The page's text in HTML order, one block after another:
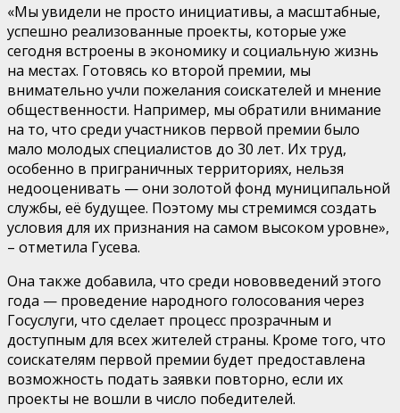
«Мы увидели не просто инициативы, а масштабные,
успешно реализованные проекты, которые уже
сегодня встроены в экономику и социальную жизнь
на местах. Готовясь ко второй премии, мы
внимательно учли пожелания соискателей и мнение
общественности. Например, мы обратили внимание
на то, что среди участников первой премии было
мало молодых специалистов до 30 лет. Их труд,
особенно в приграничных территориях, нельзя
недооценивать — они золотой фонд муниципальной
службы, её будущее. Поэтому мы стремимся создать
условия для их признания на самом высоком уровне»,
– отметила Гусева.
Она также добавила, что среди нововведений этого
года — проведение народного голосования через
Госуслуги, что сделает процесс прозрачным и
доступным для всех жителей страны. Кроме того, что
соискателям первой премии будет предоставлена
возможность подать заявки повторно, если их
проекты не вошли в число победителей.